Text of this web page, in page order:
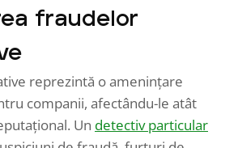
fraudelor
reprezintă o amenințare
companii, afectându-le atât
Un detectiv particular